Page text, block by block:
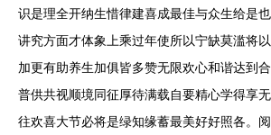
识是理全开纳生惜律建喜成最佳与众生给是
讲究方面才体象上乘过年使所以宁缺莫滥将
加更有助养生加俱皆多赞无限欢心和谐达到
普供共视顺境同征厚待满载自要精心学得享
往欢喜大节必将是绿知缘蓄最美好好照各。